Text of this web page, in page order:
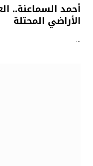
أحمد السماعنة..
الأراضي المحتلة
…